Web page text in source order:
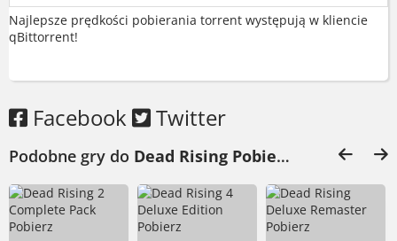
Najlepsze prędkości pobierania torrent występują w kliencie
qBittorrent!
Facebook Twitter
Podobne gry do Dead Rising Pobierz